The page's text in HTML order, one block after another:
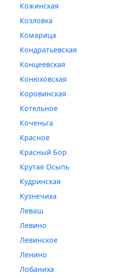
Кожинская
Козловка
Комарица
Кондратьевская
Концеевская
Конюховская
Коровинская
Котельное
Коченьга
Красное
Красный Бор
Крутая Осыпь
Кудринская
Кузнечиха
Леваш
Левино
Левинское
Ленино
Лобаниха